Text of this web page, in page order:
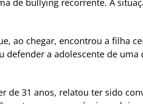
ao chegar, encontrou a filha
a adolescente de
31 anos, relatou ter sido